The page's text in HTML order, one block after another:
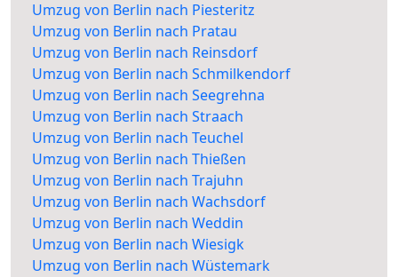
Umzug von Berlin nach Piesteritz
Umzug von Berlin nach Pratau
Umzug von Berlin nach Reinsdorf
Umzug von Berlin nach Schmilkendorf
Umzug von Berlin nach Seegrehna
Umzug von Berlin nach Straach
Umzug von Berlin nach Teuchel
Umzug von Berlin nach Thießen
Umzug von Berlin nach Trajuhn
Umzug von Berlin nach Wachsdorf
Umzug von Berlin nach Weddin
Umzug von Berlin nach Wiesigk
Umzug von Berlin nach Wüstemark